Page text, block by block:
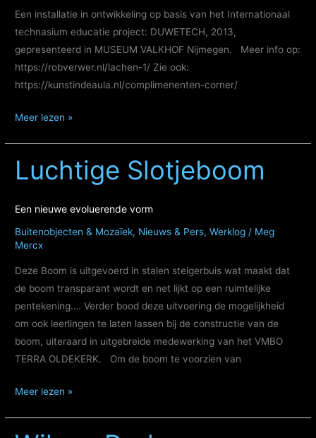
Een installatie in ontwikkeling op basis van het Internationaal
technasium educatie project: DUWETECH, 2013,
gepresenteerd in MUSEUM VALKHOF Nijmegen. Meer info op:
https://robverwer.nl/lachen-1/ Zie ook:
https://kunstindeaula.nl/complimenenten-corner/
Installatie
sociaal
technisch
Meer lezen »
Luchtige Slotjeboom
Een nieuwe evoluerende vorm
Buitenobjecten & Mozaïek, Nieuws & Pers,Werklog / Meg
Mercx
Deze Boom is uitgevoerd in stalen steigerbuis wat maakt dat
de boom transparant wordt en net lijkt op een ruimtelijke
pentekening…. Verder bood deze uitvoering de mogelijkheid
om ook leerlingen te laten lassen bij de constructie van de
boom, uiteraard in uitgebreide medewerking van het VMBO
TERRA OLDEKERK. Om de boom te voorzien van
Luchtige
Meer lezen »